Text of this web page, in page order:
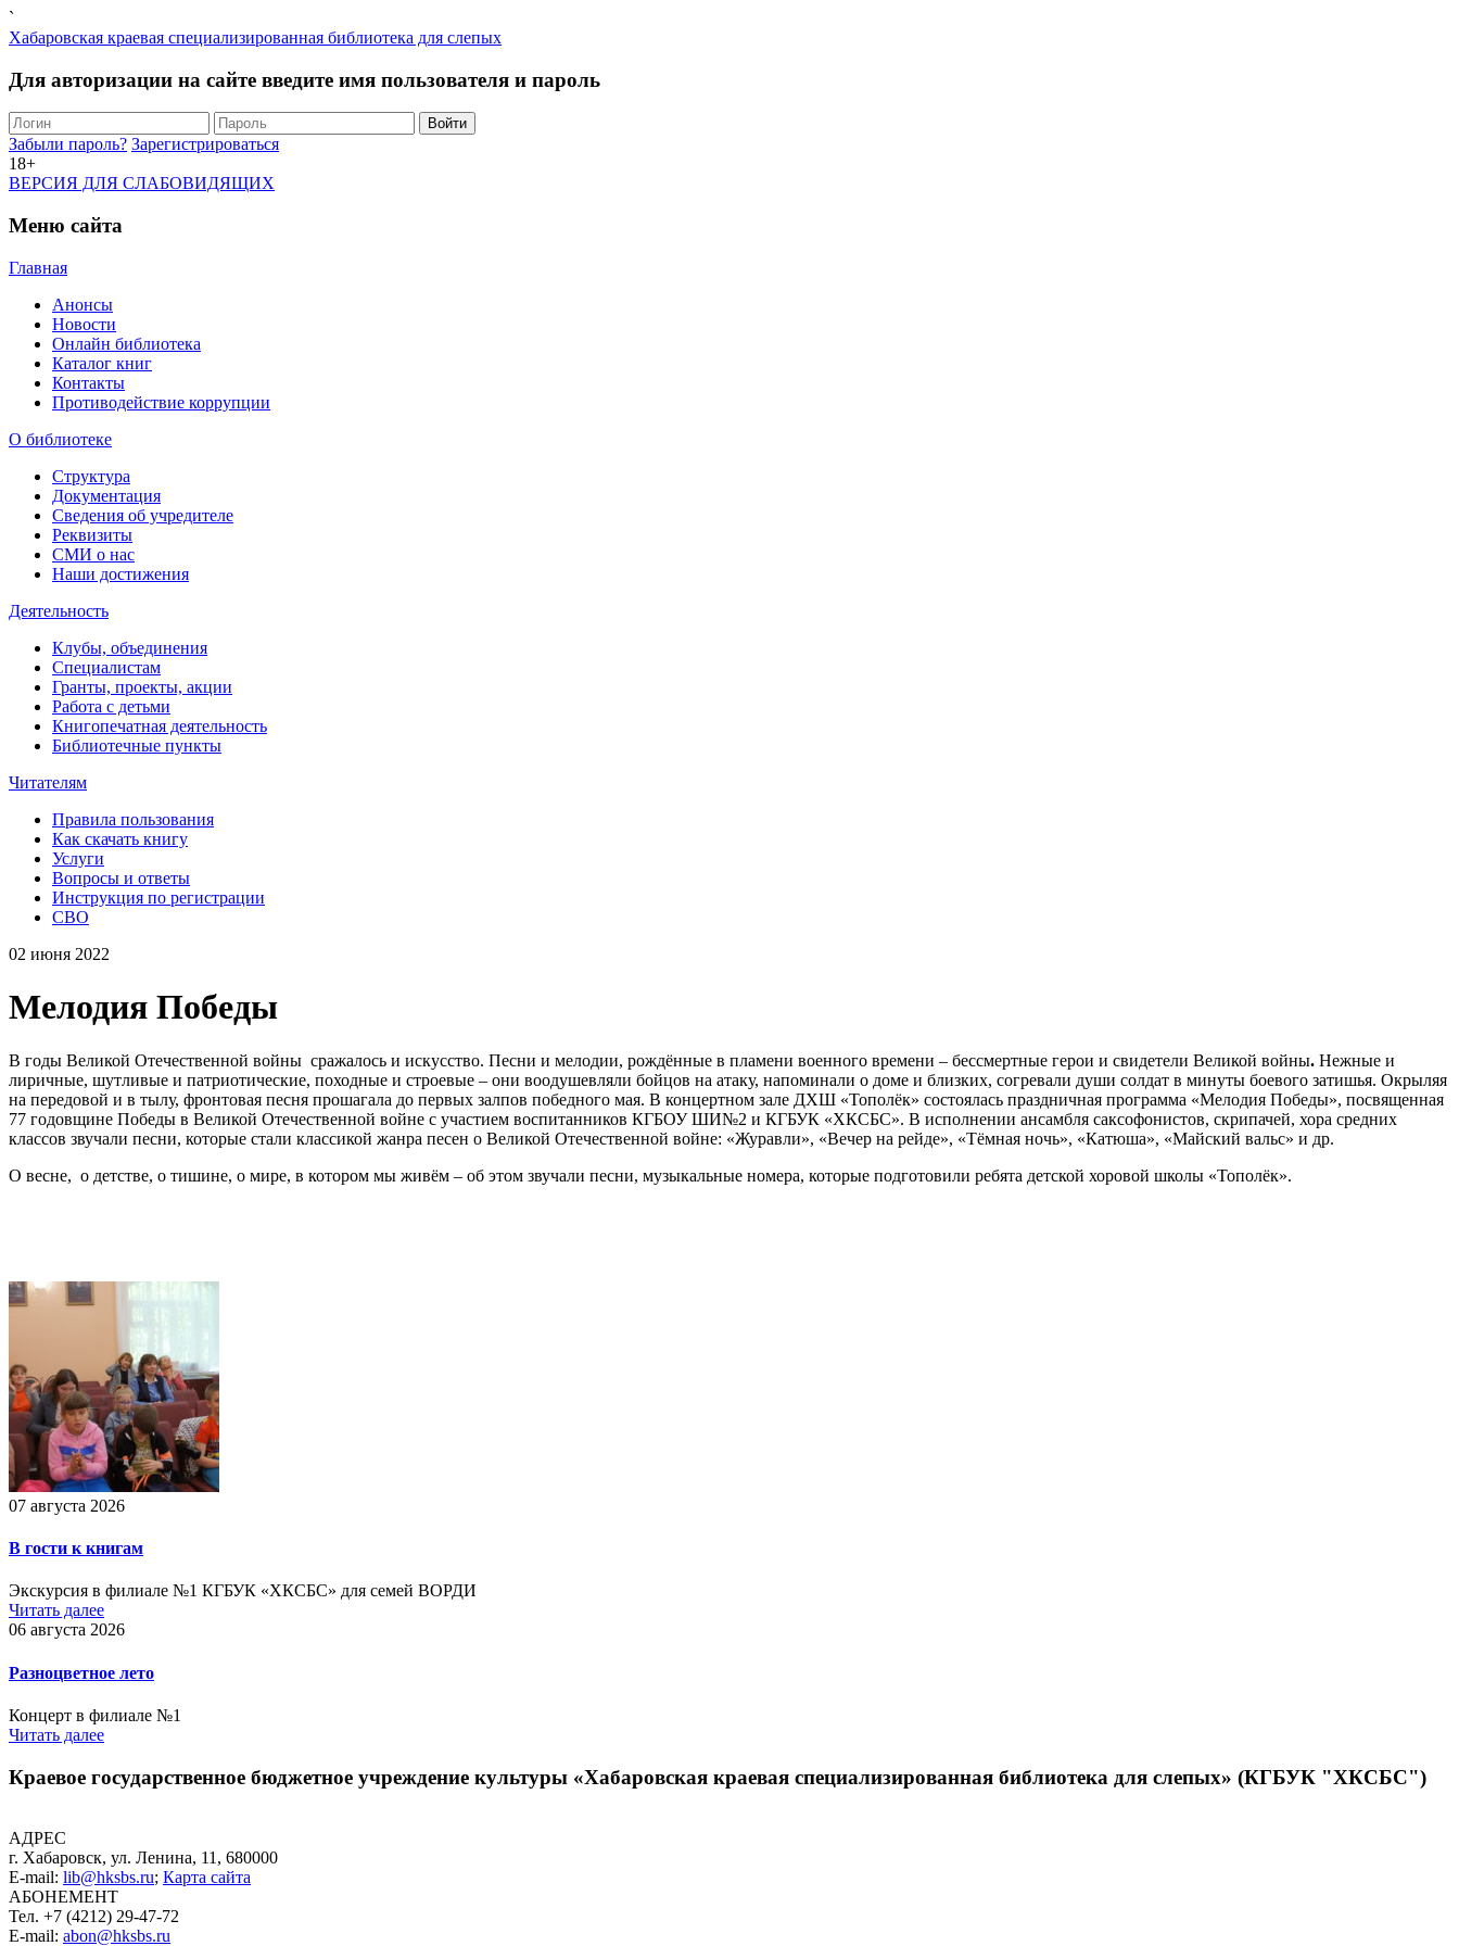
`
Хабаровская краевая специализированная библиотека для слепых
Для авторизации на сайте введите имя пользователя и пароль
Забыли пароль? Зарегистрироваться
18+
ВЕРСИЯ ДЛЯ СЛАБОВИДЯЩИХ
Меню сайта
Главная
Анонсы
Новости
Онлайн библиотека
Каталог книг
Контакты
Противодействие коррупции
О библиотеке
Структура
Документация
Сведения об учредителе
Реквизиты
СМИ о нас
Наши достижения
Деятельность
Клубы, объединения
Специалистам
Гранты, проекты, акции
Работа с детьми
Книгопечатная деятельность
Библиотечные пункты
Читателям
Правила пользования
Как скачать книгу
Услуги
Вопросы и ответы
Инструкция по регистрации
СВО
02 июня 2022
Мелодия Победы
В годы Великой Отечественной войны сражалось и искусство. Песни и мелодии, рождённые в пламени военного времени – бессмертные герои и свидетели Великой войны. Нежные и
лиричные, шутливые и патриотические, походные и строевые – они воодушевляли бойцов на атаку, напоминали о доме и близких, согревали души солдат в минуты боевого затишья. Окрыляя
на передовой и в тылу, фронтовая песня прошагала до первых залпов победного мая. В концертном зале ДХШ «Тополёк» состоялась праздничная программа «Мелодия Победы», посвященная
77 годовщине Победы в Великой Отечественной войне с участием воспитанников КГБОУ ШИ№2 и КГБУК «ХКСБС». В исполнении ансамбля саксофонистов, скрипачей, хора средних
классов звучали песни, которые стали классикой жанра песен о Великой Отечественной войне: «Журавли», «Вечер на рейде», «Тёмная ночь», «Катюша», «Майский вальс» и др.
О весне, о детстве, о тишине, о мире, в котором мы живём – об этом звучали песни, музыкальные номера, которые подготовили ребята детской хоровой школы «Тополёк».
07 августа 2026
В гости к книгам
Экскурсия в филиале №1 КГБУК «ХКСБС» для семей ВОРДИ
Читать далее
06 августа 2026
Разноцветное лето
Концерт в филиале №1
Читать далее
Краевое государственное бюджетное учреждение культуры «Хабаровская краевая специализированная библиотека для слепых» (КГБУК "ХКСБС")
АДРЕС
г. Хабаровск, ул. Ленина, 11, 680000
E-mail: lib@hksbs.ru; Карта сайта
АБОНЕМЕНТ
Тел. +7 (4212) 29-47-72
E-mail: abon@hksbs.ru